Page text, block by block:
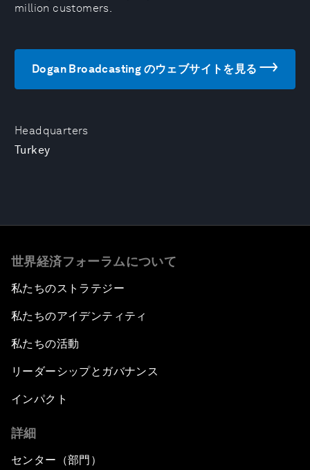
Headquarters
Turkey
million customers.
Dogan Broadcasting のウェブサイトを見る
世界経済フォーラムについて
私たちのストラテジー
私たちのアイデンティティ
私たちの活動
リーダーシップとガバナンス
インパクト
詳細
センター（部門）